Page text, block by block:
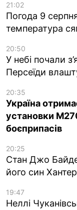
21:02
Погода 9
температура
20:50
У небі почали
Персеїди
20:35
Україна
установки
боєприпасів
20:25
Стан Джо
його син Хантер
19:47
Неллі